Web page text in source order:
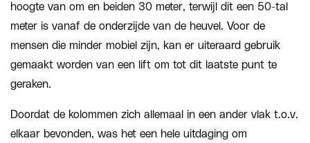
hoogte van om en beiden 30 meter, terwijl dit een 50-tal
meter is vanaf de onderzijde van de heuvel. Voor de
mensen die minder mobiel zijn, kan er uiteraard gebruik
gemaakt worden van een lift om tot dit laatste punt te
geraken.
Doordat de kolommen zich allemaal in een ander vlak t.o.v.
elkaar bevonden, was het een hele uitdaging om